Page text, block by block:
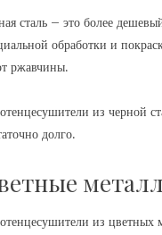
сталь – это более
обработки и
ржавчины.
из черной
долго.
из цветных